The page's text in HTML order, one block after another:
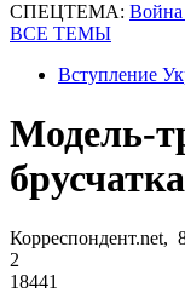
СПЕЦТЕМА:
ВСЕ ТЕМЫ
Вступление
Модель-
Корреспондент.net,
2
18441